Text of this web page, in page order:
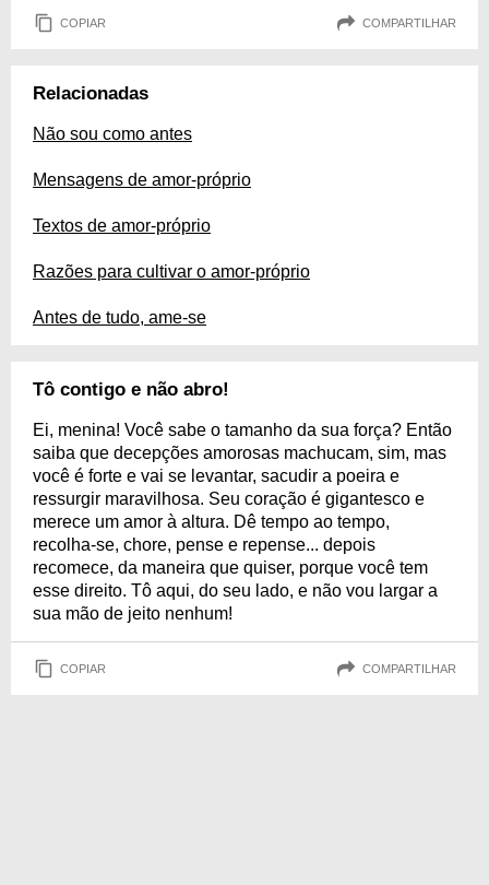
COPIAR COMPARTILHAR
Relacionadas
Não sou como antes
Mensagens de amor-próprio
Textos de amor-próprio
Razões para cultivar o amor-próprio
Antes de tudo, ame-se
Tô contigo e não abro!
Ei, menina! Você sabe o tamanho da sua força? Então
saiba que decepções amorosas machucam, sim, mas
você é forte e vai se levantar, sacudir a poeira e
ressurgir maravilhosa. Seu coração é gigantesco e
merece um amor à altura. Dê tempo ao tempo,
recolha-se, chore, pense e repense... depois
recomece, da maneira que quiser, porque você tem
esse direito. Tô aqui, do seu lado, e não vou largar a
sua mão de jeito nenhum!
COPIAR COMPARTILHAR